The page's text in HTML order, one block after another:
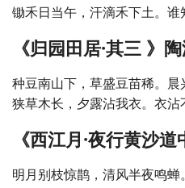
锄禾日当午，汗滴禾下土。谁
《归园田居·其三 》
种豆南山下，草盛豆苗稀。
狭草木长，夕露沾我衣。衣沾
《西江月·夜行黄沙
明月别枝惊鹊，清风半夜鸣